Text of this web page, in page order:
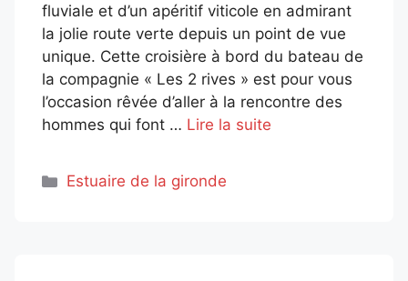
fluviale et d’un apéritif viticole en admirant
la jolie route verte depuis un point de vue
unique. Cette croisière à bord du bateau de
la compagnie « Les 2 rives » est pour vous
l’occasion rêvée d’aller à la rencontre des
hommes qui font … Lire la suite
Catégories
Estuaire de la gironde